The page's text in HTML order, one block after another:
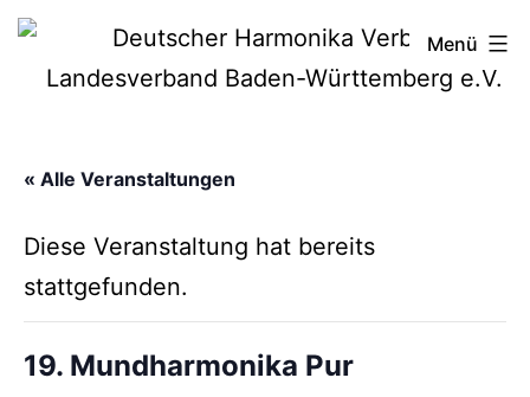
Zum
Deutscher
Harmonika-
Menü
« Alle Veranstaltungen
Diese Veranstaltung hat bereits
stattgefunden.
19. Mundharmonika Pur